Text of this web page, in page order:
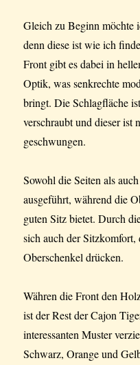
Gleich zu Beginn möchte
denn diese ist wie ich
Front gibt es dabei in
Optik, was senkrechte
bringt. Die Schlagfläche
verschraubt und dieser ist
geschwungen.
Sowohl die Seiten als
ausgeführt, während die
guten Sitz bietet. Durch
sich auch der
Oberschenkel drücken.
Währen die Front den
ist der Rest der Cajon
interessanten Muster
Schwarz, Orange und